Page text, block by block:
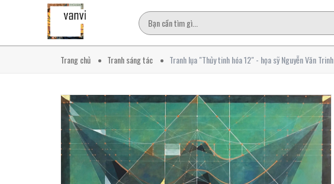
Trang chủ Tranh sáng tác Tranh lụa "Thủy tinh hóa 12" - họa sỹ Nguyễn Văn Trinh